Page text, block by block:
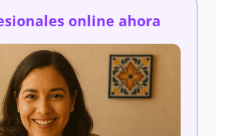
online ahora